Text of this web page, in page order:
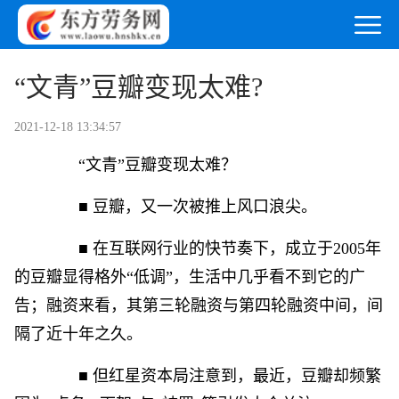
“文青”豆瓣变现太难?
2021-12-18 13:34:57
“文青”豆瓣变现太难？
■ 豆瓣，又一次被推上风口浪尖。
■ 在互联网行业的快节奏下，成立于2005年
的豆瓣显得格外“低调”，生活中几乎看不到它的广
告；融资来看，其第三轮融资与第四轮融资中间，间
隔了近十年之久。
■ 但红星资本局注意到，最近，豆瓣却频繁